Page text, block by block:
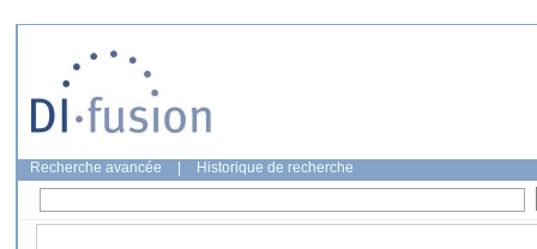
Recherche avancée Historique de recherche